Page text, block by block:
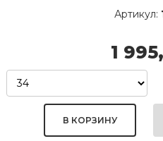
Артикул:
1